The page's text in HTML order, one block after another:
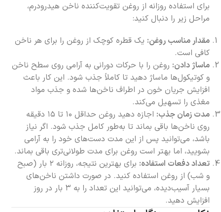
برای استفاده روزانه از روغن تقویت‌کننده ناخن هیدرودرم،
مراحل زیر را دنبال کنید:
مقدار مناسب روغن: یک قطره کوچک از روغن را برای هر ناخن
کافی است.
ماساژ دادن: روغن را با حرکات دورانی به آرامی روی سطح ناخن
و کوتیکول‌ها ماساژ دهید تا کاملاً جذب شود. این کار باعث
افزایش جریان خون در اطراف ناخن‌ها شده و جذب مواد
مغذی را تسهیل می‌کند.
مدت زمان جذب:
اجازه دهید روغن حداقل ۱۰ تا ۱۵ دقیقه
روی ناخن‌ها باقی بماند تا به‌طور کامل جذب شود. اگر نیاز
باشد، می‌توانید پس از این مدت دست‌های خود را به آرامی
بشویید، اما بهتر است روغن برای مدت طولانی‌تری باقی بماند.
تعداد دفعات استفاده:
برای بهترین نتیجه، روزانه ۲ بار (صبح
و شب) از روغن استفاده کنید. در صورت داشتن ناخن‌های
بسیار آسیب‌دیده، می‌توانید این تعداد را به ۳ بار در روز
افزایش دهید.